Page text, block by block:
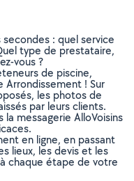
: quel service
type de prestataire,
vous ?
de piscine,
Arrondissement ! Sur
les photos de
par leurs clients.
messagerie AlloVoisins
en ligne, en passant
lieux, les devis et les
chaque étape de votre